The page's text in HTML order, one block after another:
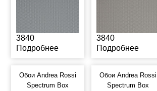
3840
Подробнее
3840
Подробнее
Обои Andrea Rossi
Spectrum Box
Обои Andrea Rossi
Spectrum Box